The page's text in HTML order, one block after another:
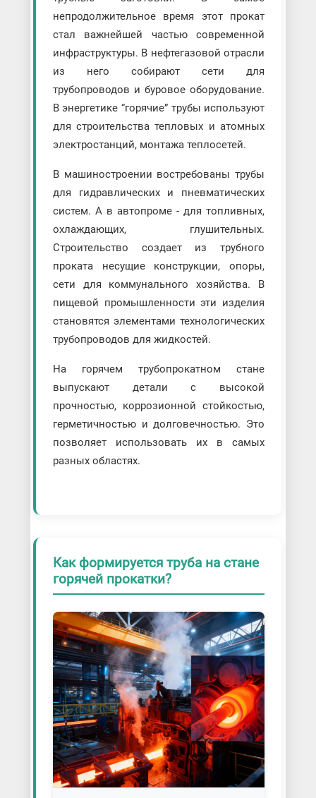
непродолжительное время этот прокат
стал важнейшей частью современной
инфраструктуры. В нефтегазовой отрасли
из него собирают сети для
трубопроводов и буровое оборудование.
В энергетике “горячие” трубы используют
для строительства тепловых и атомных
электростанций, монтажа теплосетей.
В машиностроении востребованы трубы
для гидравлических и пневматических
систем. А в автопроме - для топливных,
охлаждающих, глушительных.
Строительство создает из трубного
проката несущие конструкции, опоры,
сети для коммунального хозяйства. В
пищевой промышленности эти изделия
становятся элементами технологических
трубопроводов для жидкостей.
На горячем трубопрокатном стане
выпускают детали с высокой
прочностью, коррозионной стойкостью,
герметичностью и долговечностью. Это
позволяет использовать их в самых
разных областях.
Как формируется труба на стане
горячей прокатки?